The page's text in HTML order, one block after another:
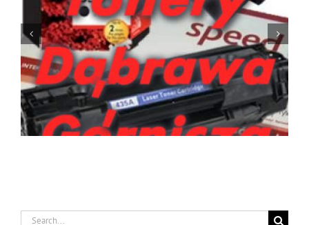
Tusze Tonery Siemianowice Śląskie
Search